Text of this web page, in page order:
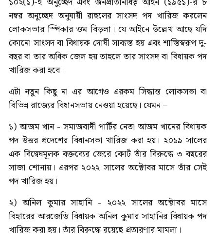
নম্বর অনুচ্ছেদ অনুযায়ী রাহুলের সাংসদ পদ খারিজ করলেন
লোকসভার স্পিকার ওম বিড়লা। যে আইনে উল্লেখ আছে যদি
কোনো সাংসদ বা বিধায়ক দোষী সাব্যস্ত হয় এবং শাস্তিস্বরূপ দু-
বছর বা তার অধিক জেল হয় তাহলে তার সাংসদ বা বিধায়ক পদ
খারিজ করা হবে।
এটা নতুন কিছু না এর আগেও এরকম সিদ্ধান্ত লোকসভা বা
বিভিন্ন রাজ্যের বিধানসভায় নেওয়া হয়েছে। যেমন –
১) আজম খান - সমাজবাদী পার্টির নেতা আজম খানের বিধায়ক
পদ উত্তর প্রদেশের বিধানসভা খারিজ করা হয়। ২০১৯ সালের
এক বিদ্বেষমূলক বক্তব্যের জেরে কোর্ট তাঁর বিরুদ্ধে ৩ বছরের
সাজা শোনায়। এরপর ২০২২ সালের অক্টোবর মাসে তাঁর সেই
পদ খারিজ হয়।
২) অনিল কুমার সাহানি - ২০২২ সালের অক্টোবর মাসে
বিহারের আরজেডি বিধায়ক অনিল কুমার সাহানির বিধায়ক পদ
খারিজ করা হয়। তাঁর বিরুদ্ধে রয়েছে প্রতারণার মামলা।